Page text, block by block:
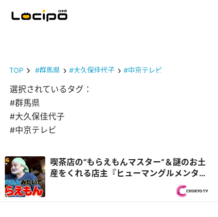
TOP #群馬県 #大久保佳代子 #中京テレビ
選択されているタグ：
#群馬県
#大久保佳代子
#中京テレビ
喫茶店の“もらえもんマスター”＆謎のお土
産をくれる店主『ヒューマングルメンタリ